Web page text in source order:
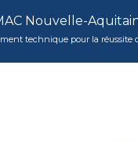
Nouvelle-
technique pour la